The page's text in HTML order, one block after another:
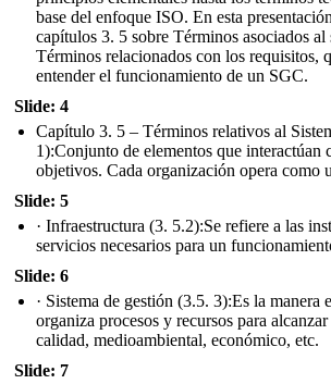
base del enfoque ISO. En esta
capítulos 3. 5 sobre Términos asociados al
Términos relacionados con los requisitos,
entender el funcionamiento de un SGC.
Slide: 4
Capítulo 3. 5 – Términos relativos al
1):Conjunto de elementos que interactúan
objetivos. Cada organización opera como
Slide: 5
· Infraestructura (3. 5.2):Se refiere a las
servicios necesarios para un
Slide: 6
· Sistema de gestión (3.5. 3):Es la manera
organiza procesos y recursos para
calidad, medioambiental, económico, etc.
Slide: 7